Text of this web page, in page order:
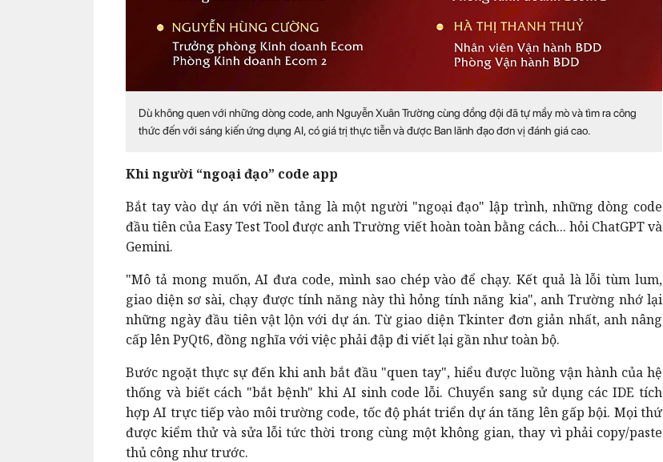
Dù không quen với những dòng code, anh Nguyễn Xuân Trường cùng đồng đội đã tự mầy mò và tìm ra công
thức đến với sáng kiến ứng dụng AI, có giá trị thực tiễn và được Ban lãnh đạo đơn vị đánh giá cao.
Khi người “ngoại đạo” code app
Bắt tay vào dự án với nền tảng là một người "ngoại đạo" lập trình, những dòng code
đầu tiên của Easy Test Tool được anh Trường viết hoàn toàn bằng cách... hỏi ChatGPT và
Gemini.
"Mô tả mong muốn, AI đưa code, mình sao chép vào để chạy. Kết quả là lỗi tùm lum,
giao diện sơ sài, chạy được tính năng này thì hỏng tính năng kia", anh Trường nhớ lại
những ngày đầu tiên vật lộn với dự án. Từ giao diện Tkinter đơn giản nhất, anh nâng
cấp lên PyQt6, đồng nghĩa với việc phải đập đi viết lại gần như toàn bộ.
Bước ngoặt thực sự đến khi anh bắt đầu "quen tay", hiểu được luồng vận hành của hệ
thống và biết cách "bắt bệnh" khi AI sinh code lỗi. Chuyển sang sử dụng các IDE tích
hợp AI trực tiếp vào môi trường code, tốc độ phát triển dự án tăng lên gấp bội. Mọi thứ
được kiểm thử và sửa lỗi tức thời trong cùng một không gian, thay vì phải copy/paste
thủ công như trước.